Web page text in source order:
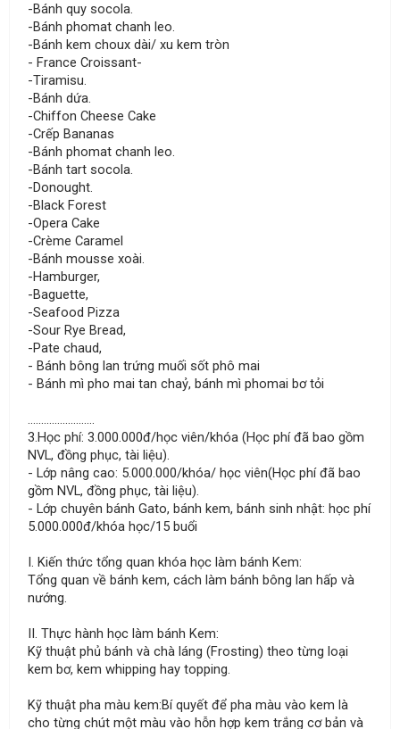
-Bánh quy socola.
-Bánh phomat chanh leo.
-Bánh kem choux dài/ xu kem tròn
- France Croissant-
-Tiramisu.
-Bánh dứa.
-Chiffon Cheese Cake
-Crếp Bananas
-Bánh phomat chanh leo.
-Bánh tart socola.
-Donought.
-Black Forest
-Opera Cake
-Crème Caramel
-Bánh mousse xoài.
-Hamburger,
-Baguette,
-Seafood Pizza
-Sour Rye Bread,
-Pate chaud,
- Bánh bông lan trứng muối sốt phô mai
- Bánh mì pho mai tan chaỷ, bánh mì phomai bơ tỏi
.........................
3.Học phí: 3.000.000đ/học viên/khóa (Học phí đã bao gồm
NVL, đồng phục, tài liệu).
- Lớp nâng cao: 5.000.000/khóa/ học viên(Học phí đã bao
gồm NVL, đồng phục, tài liệu).
- Lớp chuyên bánh Gato, bánh kem, bánh sinh nhật: học phí
5.000.000đ/khóa học/15 buổi
I. Kiến thức tổng quan khóa học làm bánh Kem:
Tổng quan về bánh kem, cách làm bánh bông lan hấp và
nướng.
II. Thực hành học làm bánh Kem:
Kỹ thuật phủ bánh và chà láng (Frosting) theo từng loại
kem bơ, kem whipping hay topping.
Kỹ thuật pha màu kem:Bí quyết để pha màu vào kem là
cho từng chút một màu vào hỗn hợp kem trắng cơ bản và